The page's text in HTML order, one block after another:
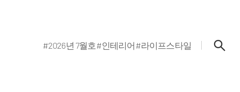
#2026년 7월호#인테리어#라이프스타일